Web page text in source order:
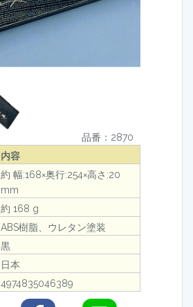
品番：2870
内容
約 幅:168×奥行:254×高さ:20
mm
約 168 g
ABS樹脂、ウレタン塗装
黒
日本
4974835046389